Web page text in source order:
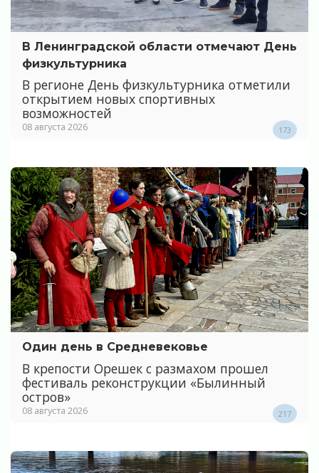
В Ленинградской области отмечают День
физкультурника
В регионе День физкультурника отметили
открытием новых спортивных
возможностей
08 августа 2026 173
Один день в Средневековье
В крепости Орешек с размахом прошел
фестиваль реконструкции «Былинный
остров»
08 августа 2026 217